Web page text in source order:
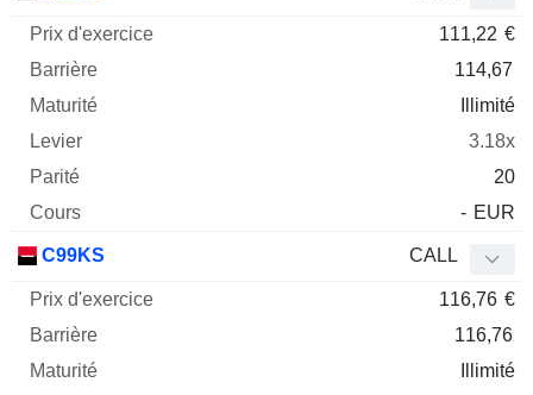
111,22 €
114,67
Illimité
3.18x
20
- EUR
C99KS CALL
116,76 €
116,76
Illimité